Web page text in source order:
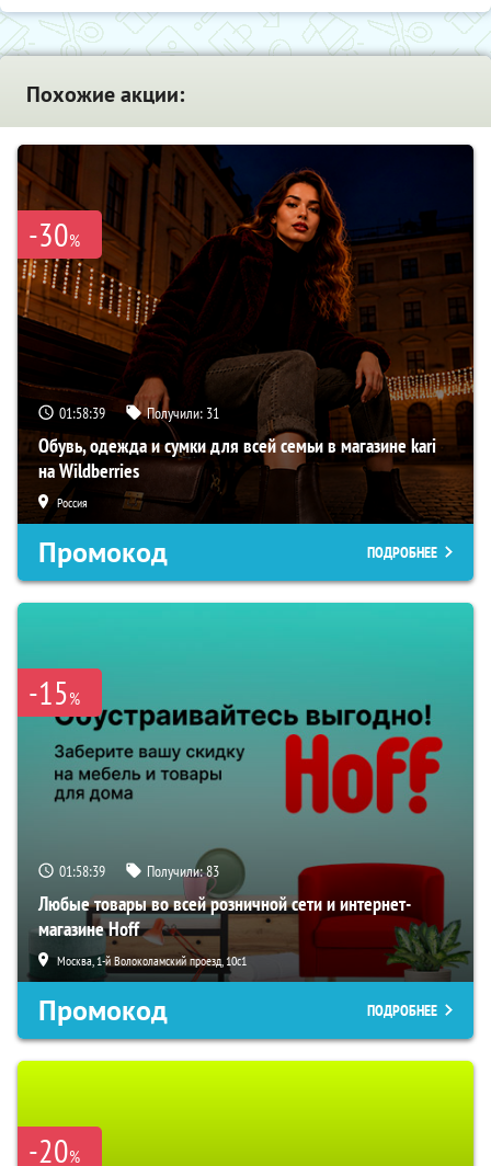
Похожие акции:
-30%
01:58:38 Получили: 31
Обувь, одежда и сумки для всей семьи в магазине kari
на Wildberries
Россия
Промокод ПОДРОБНЕЕ
-15%
01:58:38 Получили:83
Любые товары во всей розничной сети и интернет-
магазине Hoff
Москва, 1-й Волоколамский проезд, 10с1
Промокод ПОДРОБНЕЕ
-20%